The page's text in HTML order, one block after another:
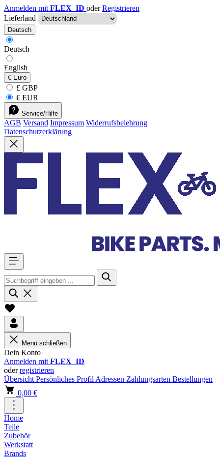
Anmelden mit FLEX_ID oder Registrieren
Lieferland
Deutsch
Deutsch
English
€ Euro
£ GBP
€ EUR
Service/Hilfe
AGB Versand Impressum Widerrufsbelehrung
Datenschutzerklärung
Menü schließen
Dein Konto
Anmelden mit FLEX_ID
oderregistrieren
Übersicht Persönliches Profil Adressen Zahlungsarten Bestellungen
0,00 €
Home
Teile
Zubehör
Werkstatt
Brands